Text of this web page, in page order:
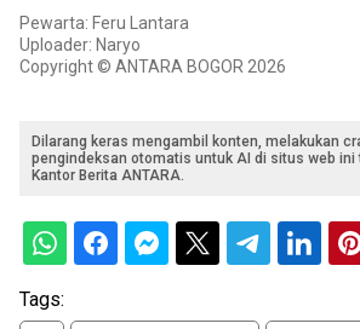
Pewarta: Feru Lantara
Uploader: Naryo
Copyright © ANTARA BOGOR 2026
Dilarang keras mengambil konten, melakukan
pengindeksan otomatis untuk AI di situs web
Kantor Berita ANTARA.
Tags: